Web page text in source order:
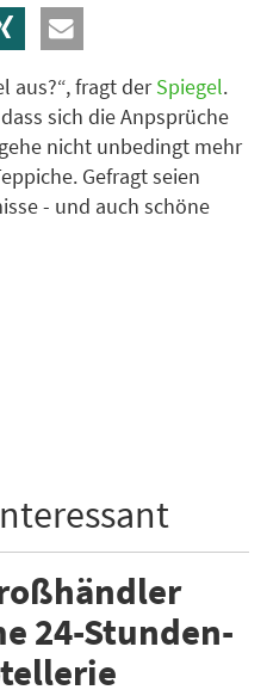
aus?“, fragt derSpiegel.
sich die Anpsprüche
nicht unbedingt mehr
Gefragt seien
- und auch schöne
24-Stunden-